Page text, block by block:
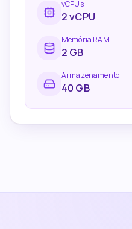
vCPUs
2vCPU
Memória RAM
2 GB
Armazenamento
40 GB